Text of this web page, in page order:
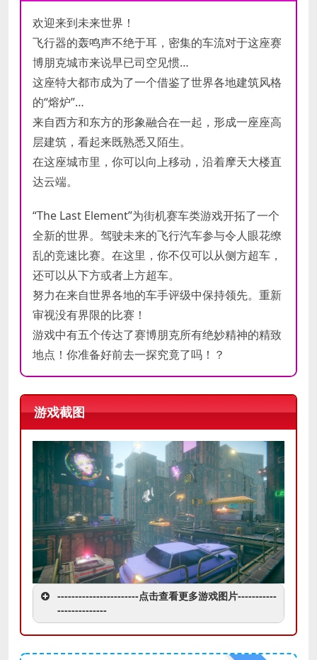
DirectX 版本:
网络:宽带互联网连接
存储空间: 需要 6 GB 可用空间
推荐
配置
显卡:
NVIDIA GeForce GTX
1050 Ti
DirectX 版本:
网络:宽带互联网连接
间
欢迎来到未来世界！
飞行器的轰鸣声不绝于耳，密集的车流对于这座赛
博朋克城市来说早已司空见惯…
这座特大都市成为了一个借鉴了世界各地建筑风格
的“熔炉”…
来自西方和东方的形象融合在一起，形成一座座高
层建筑，看起来既熟悉又陌生。
在这座城市里，你可以向上移动，沿着摩天大楼直
达云端。
“The Last Element”为街机赛车类游戏开拓了一个
全新的世界。驾驶未来的飞行汽车参与令人眼花缭
乱的竞速比赛。在这里，你不仅可以从侧方超车，
还可以从下方或者上方超车。
努力在来自世界各地的车手评级中保持领先。重新
审视没有界限的比赛！
游戏中有五个传达了赛博朋克所有绝妙精神的精致
地点！你准备好前去一探究竟了吗！？
游戏截图
-----------------------点击查看更多游戏图片-----------
--------------